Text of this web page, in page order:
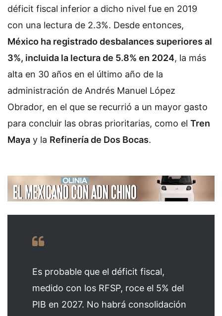
déficit fiscal inferior a dicho nivel fue en 2019
con una lectura de 2.3%. Desde entonces,
México ha registrado desbalances superiores al
3%, incluida la lectura de 5.8% en 2024, la más
alta en 30 años en el último año de la
administración de Andrés Manuel López
Obrador, en el que se recurrió a un mayor gasto
para concluir las obras prioritarias, como el Tren
Maya y la Refinería de Dos Bocas.
Es probable que el déficit fiscal,
medido con los RFSP, roce el 5% del
PIB en 2027. No habrá consolidación